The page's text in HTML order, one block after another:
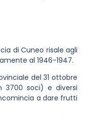
di Cuneo risale agli
al 1946-1947.
del 31 ottobre
3700 soci) e diversi
a dare frutti